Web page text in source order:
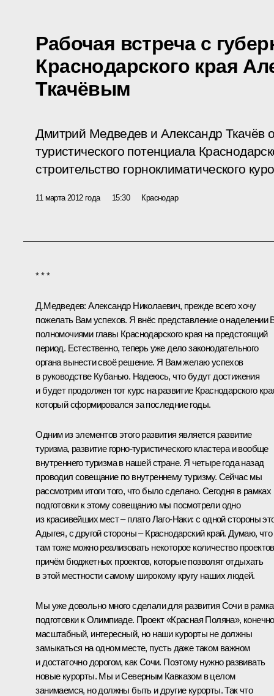
Рабочая встреча с
Краснодарского края
Ткачёвым
Дмитрий Медведев и Александр Ткачёв
туристического потенциала
строительство горноклиматического
11 марта 2012 года 15:30 Краснодар
* * *
Д.Медведев: Александр Николаевич, прежде всего хочу
пожелать Вам успехов. Я внёс представление о наделении
полномочиями главы Краснодарского края на предстоящий
период. Естественно, теперь уже дело законодательного
органа вынести своё решение. Я Вам желаю успехов
в руководстве Кубанью. Надеюсь, что будут достижения
и будет продолжен тот курс на развитие Краснодарского
который сформировался за последние годы.
Одним из элементов этого развития является развитие
туризма, развитие горно-туристического кластера и вообще
внутреннего туризма в нашей стране. Я четыре года назад
проводил совещание по внутреннему туризму. Сейчас мы
рассмотрим итоги того, что было сделано. Сегодня в рамках
подготовки к этому совещанию мы посмотрели одно
из красивейших мест – плато Лаго-Наки: с одной стороны
Адыгея, с другой стороны – Краснодарский край. Думаю, что
там тоже можно реализовать некоторое количество
причём бюджетных проектов, которые позволят отдыхать
в этой местности самому широкому кругу наших людей.
Мы уже довольно много сделали для развития Сочи в
подготовки к Олимпиаде. Проект «Красная Поляна»,
масштабный, интересный, но наши курорты не должны
замыкаться на одном месте, пусть даже таком важном
и достаточно дорогом, как Сочи. Поэтому нужно развивать
новые курорты. Мы и Северным Кавказом в целом
занимаемся, но должны быть и другие курорты. Так что